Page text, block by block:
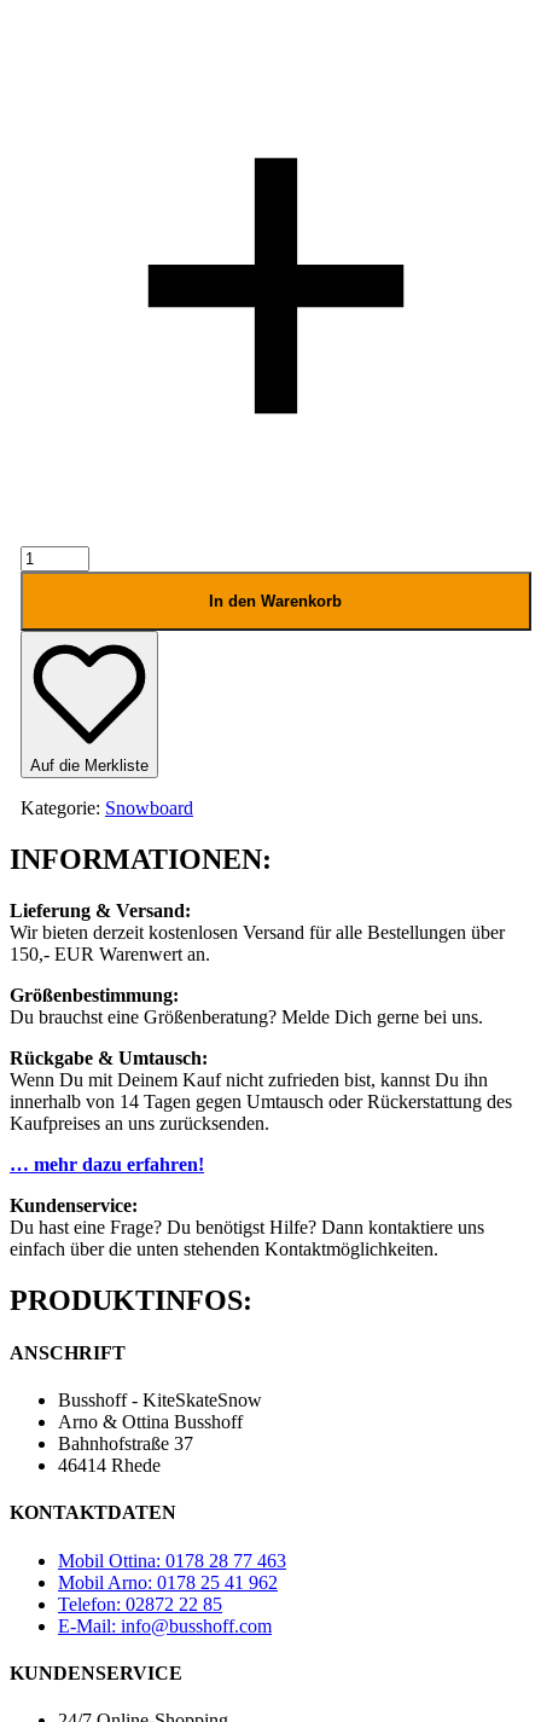
K2
Market
Boot
Menge
In den Warenkorb
Auf die Merkliste
Kategorie: Snowboard
INFORMATIONEN:
Lieferung & Versand:
Wir bieten derzeit kostenlosen Versand für alle Bestellungen über
150,- EUR Warenwert an.
Größenbestimmung:
Du brauchst eine Größenberatung? Melde Dich gerne bei uns.
Rückgabe & Umtausch:
Wenn Du mit Deinem Kauf nicht zufrieden bist, kannst Du ihn
innerhalb von 14 Tagen gegen Umtausch oder Rückerstattung des
Kaufpreises an uns zurücksenden.
… mehr dazu erfahren!
Kundenservice:
Du hast eine Frage? Du benötigst Hilfe? Dann kontaktiere uns
einfach über die unten stehenden Kontaktmöglichkeiten.
PRODUKTINFOS:
ANSCHRIFT
Busshoff - KiteSkateSnow
Arno & Ottina Busshoff
Bahnhofstraße 37
46414 Rhede
KONTAKTDATEN
Mobil Ottina: 0178 28 77 463
Mobil Arno: 0178 25 41 962
Telefon: 02872 22 85
E-Mail: info@busshoff.com
KUNDENSERVICE